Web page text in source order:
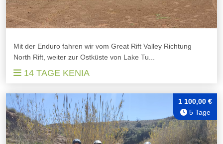
Mit der Enduro fahren wir vom Great Rift Valley Richtung
North Rift, weiter zur Ostküste von Lake Tu...
14 TAGE KENIA
1 100,00 €
5 Tage